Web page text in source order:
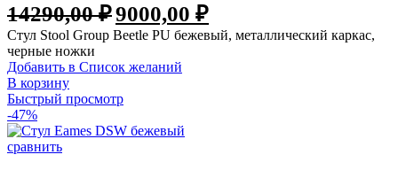
14290,00₽9000,00 ₽
Стул Stool Group Beetle PU бежевый, металлический каркас,
черные ножки
Добавить в Список желаний
В корзину
Быстрый просмотр
-47%
сравнить